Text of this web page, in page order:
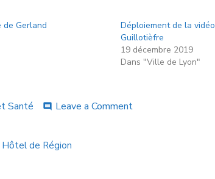
de Gerland
Déploiement de la
Guillotièfre
19 décembre 2019
Dans "Ville de Lyon"
Santé comment Leave a Comment
de Région